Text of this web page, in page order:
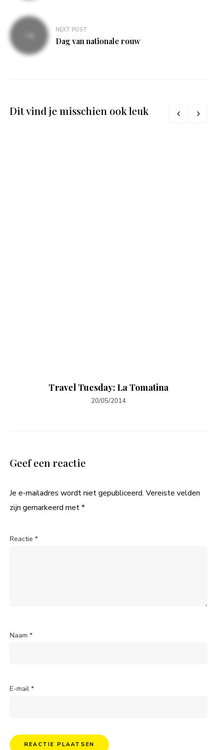
NEXT POST
Dag van nationale rouw
Dit vind je misschien ook leuk
Travel Tuesday: La Tomatina
20/05/2014
Geef een reactie
Je e-mailadres wordt niet gepubliceerd. Vereiste velden
zijn gemarkeerd met*
Reactie *
Naam *
E-mail *